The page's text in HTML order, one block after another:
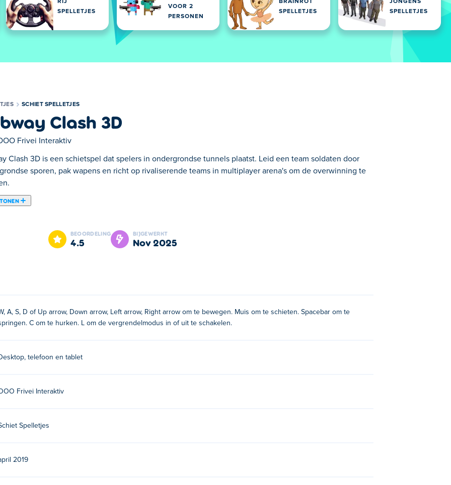
RIJ
SPELLETJES
VOOR 2
PERSONEN
BRAINROT
SPELLETJES
JONGENS
SPELLETJES
SCHIET SPELLETJES
Clash 3D
Frivei Interaktiv
Clash 3D is een schietspel dat spelers in ondergrondse tunnels plaatst. Leid een team soldaten door
sporen, pak wapens en richt op rivaliserende teams in multiplayer arena's om de overwinning te
waarin je moet afdalen in de metro's en je klaar moet maken om je team te leiden in de strijd om de
Subway Clash 3D op Poki werkt ook op mobiel internet, dus je kunt het schietplezier overal mee
BEOORDELING
4.5
BIJGEWERKT
nov 2025
A, S, D of Up arrow, Down arrow, Left arrow, Right arrow om te bewegen. Muis om te schieten. Spacebar om te
C om te hurken. L om de vergrendelmodus in of uit te schakelen.
telefoon en tablet
Frivei Interaktiv
Spelletjes
2019